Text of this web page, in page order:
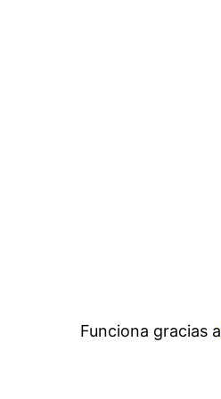
Funciona gracias a